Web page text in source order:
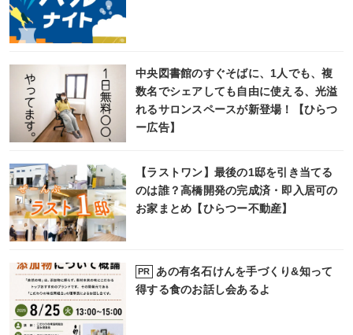
中央図書館のすぐそばに、1人でも、複
数名でシェアしても自由に使える、光溢
れるサロンスペースが新登場！【ひらつ
ー広告】
【ラストワン】最後の1邸を引き当てる
のは誰？高橋開発の完成済・即入居可の
お家まとめ【ひらつー不動産】
PR
あの有名石けんを手づくり&知って
得する食のお話し会あるよ